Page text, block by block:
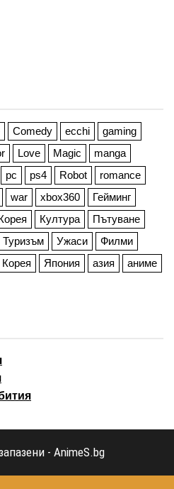
Comedy ecchi
gaming
Love Magic
manga
pc ps4 Robot
romance
war xbox360
Гейминг
Култура
Пътуване
Туризъм Ужаси
Филми
Япония азия
аниме
- AnimeS.bg